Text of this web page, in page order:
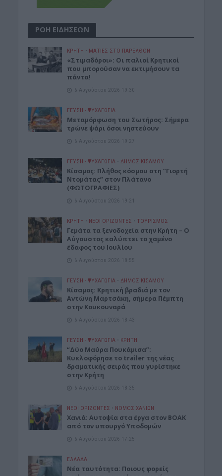
ΡΟΗ ΕΙΔΗΣΕΩΝ
ΚΡΗΤΗ • ΜΑΤΙΕΣ ΣΤΟ ΠΑΡΕΛΘΟΝ
«Στιμαδόροι»: Οι παλιοί Κρητικοί
που μπορούσαν να εκτιμήσουν τα
πάντα!
6 Αυγούστου 2026 19:30
ΓΕΎΣΗ - ΨΥΧΑΓΩΓΊΑ
Μεταμόρφωση του Σωτήρος: Σήμερα
τρώνε ψάρι όσοι νηστεύουν
6 Αυγούστου 2026 19:27
ΓΕΎΣΗ - ΨΥΧΑΓΩΓΊΑ • ΔΉΜΟΣ ΚΙΣΆΜΟΥ
Κίσαμος: Πλήθος κόσμου στη “Γιορτή
Ντομάτας” στον Πλάτανο
(ΦΩΤΟΓΡΑΦΙΕΣ)
6 Αυγούστου 2026 19:21
ΚΡΗΤΗ • ΝΕΟΙ ΟΡΙΖΟΝΤΕΣ • ΤΟΥΡΙΣΜΟΣ
Γεμάτα τα ξενοδοχεία στην Κρήτη – Ο
Αύγουστος καλύπτει το χαμένο
έδαφος του Ιουλίου
6 Αυγούστου 2026 18:55
ΓΕΎΣΗ - ΨΥΧΑΓΩΓΊΑ • ΔΉΜΟΣ ΚΙΣΆΜΟΥ
Kίσαμος: Κρητική βραδιά με τον
Αντώνη Μαρτσάκη, σήμερα Πέμπτη
στην Κουκουναρά
6 Αυγούστου 2026 18:43
ΓΕΎΣΗ - ΨΥΧΑΓΩΓΊΑ • ΚΡΗΤΗ
“Δύο Μαύρα Πουκάμισα”:
Κυκλοφόρησε το trailer της νέας
δραματικής σειράς που γυρίστηκε
στην Κρήτη
6 Αυγούστου 2026 18:35
ΝΕΟΙ ΟΡΙΖΟΝΤΕΣ • ΝΟΜΌΣ ΧΑΝΊΩΝ
Χανιά: Αυτοψία στα έργα στον ΒΟΑΚ
από τον υπουργό Υποδομών
6 Αυγούστου 2026 17:25
ΕΛΛΑΔΑ
Νέα ταυτότητα: Ποιους φορείς